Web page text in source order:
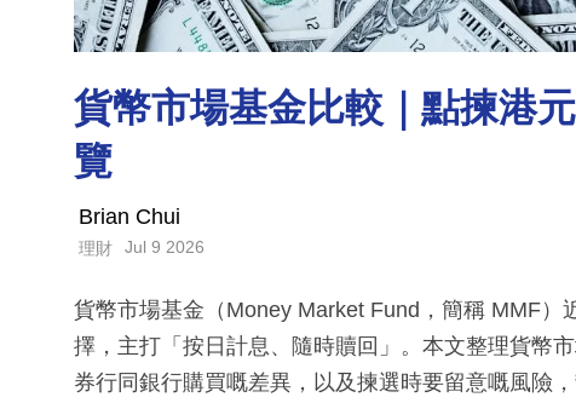
貨幣市場基金比較｜點揀港
覽
Brian Chui
理財 Jul 9 2026
貨幣市場基金（Money Market Fund，簡稱 MMF
擇，主打「按日計息、隨時贖回」。本文整理貨幣
券行同銀行購買嘅差異，以及揀選時要留意嘅風險